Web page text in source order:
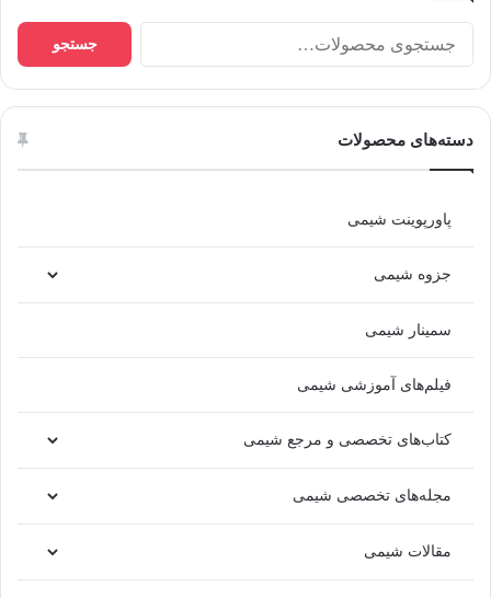
برای:
جستجو
دسته‌های محصولات
پاورپوینت شیمی
جزوه شیمی
سمینار شیمی
فیلم‌های آموزشی شیمی
کتاب‌های تخصصی و مرجع شیمی
مجله‌های تخصصی شیمی
مقالات شیمی